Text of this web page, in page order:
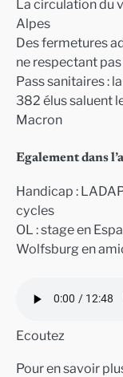
La circulation du
Alpes
Des fermetures
ne respectant
Pass sanitaires :
382 élus saluent
Macron
Egalement dans
Handicap :
cycles
OL : stage en
Wolfsburg en
Ecoutez
Pour en savoir